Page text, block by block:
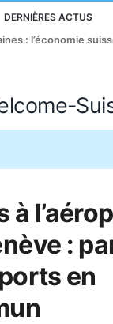
DERNIÈRES ACTUS
: l’économie
à
:
en